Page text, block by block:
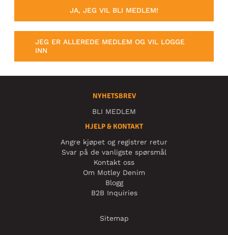
JA, JEG VIL BLI MEDLEM!
JEG ER ALLEREDE MEDLEM OG VIL LOGGE
INN
NYHETSBREV
BLI MEDLEM
HJELP & KONTAKT
Angre kjøpet og registrer retur
Svar på de vanligste spørsmål
Kontakt oss
Om Motley Denim
Blogg
B2B Inquiries
Sitemap